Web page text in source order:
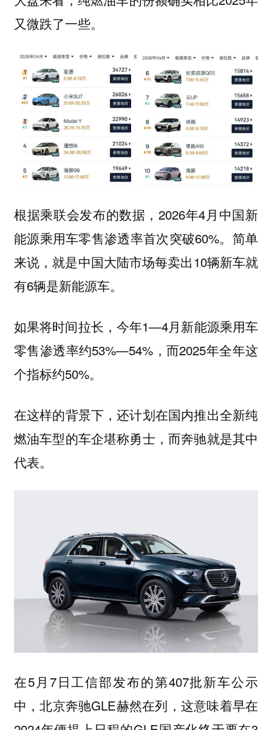
又微跌了一些。
根据乘联会发布的数据，2026年4月中国新
能源乘用车零售渗透率首次突破60%。简单
来说，就是中国大陆市场每卖出10辆新车就
有6辆是新能源车。
如果将时间拉长，今年1—4月新能源乘用车
零售渗透率约53%—54%，而2025年全年这
个指标约50%。
在这样的背景下，还计划在国内推出全新纯
燃油车型的车企堪称勇士，而奔驰就是其中
代表。
在5月7日工信部发布的第407批新车公示
中，北京奔驰GLE赫然在列，这意味着早在